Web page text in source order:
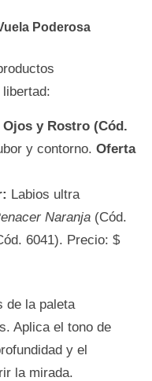
Poderosa
y Rostro (Cód.
y contorno. Oferta
Labios ultra
Naranja (Cód.
6041). Precio: $
de la paleta
Aplica el tono de
y el
la mirada.